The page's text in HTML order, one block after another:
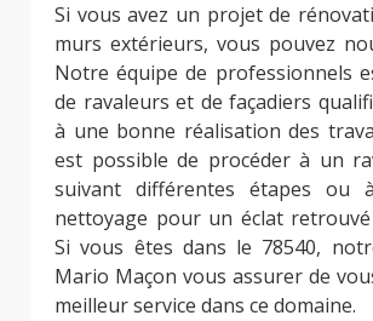
Si vous avez un projet de
murs extérieurs, vous pouvez
Notre équipe de professionnels
de ravaleurs et de façadiers
à une bonne réalisation des
est possible de procéder à un
suivant différentes étapes ou
nettoyage pour un éclat
Si vous êtes dans le 78540,
Mario Maçon vous assurer de
meilleur service dans ce domaine.